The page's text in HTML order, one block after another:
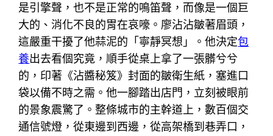
是引擎聲，也不是正常的鳴笛聲，而像是一個巨
大的、消化不良的胃在哀嚎。廖沾沾皺著眉頭，
這嚴重干擾了他蒜泥的「寧靜冥想」。他決定包
養出去看個究竟，順手從桌上拿了一張髒兮兮
的，印著《沾醬秘笈》封面的皺衛生紙，塞進口
袋以備不時之需。他一腳踏出店門，立刻被眼前
的景象震驚了。整條城市的主幹道上，數百個交
通信號燈，從東邊到西邊，從高架橋到巷弄口，